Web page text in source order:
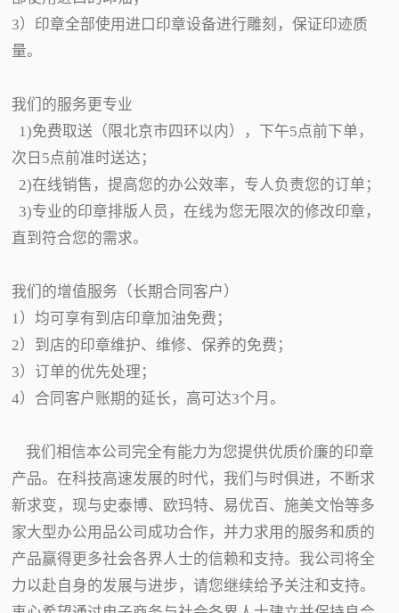
3）印章全部使用进口印章设备进行雕刻，保证印迹质
量。
我们的服务更专业
1)免费取送（限北京市四环以内），下午5点前下单，
次日5点前准时送达；
2)在线销售，提高您的办公效率，专人负责您的订单；
3)专业的印章排版人员，在线为您无限次的修改印章，
直到符合您的需求。
我们的增值服务（长期合同客户）
1）均可享有到店印章加油免费；
2）到店的印章维护、维修、保养的免费；
3）订单的优先处理；
4）合同客户账期的延长，高可达3个月。
我们相信本公司完全有能力为您提供优质价廉的印章
产品。在科技高速发展的时代，我们与时俱进，不断求
新求变，现与史泰博、欧玛特、易优百、施美文怡等多
家大型办公用品公司成功合作，并力求用的服务和质的
产品赢得更多社会各界人士的信赖和支持。我公司将全
力以赴自身的发展与进步，请您继续给予关注和支持。